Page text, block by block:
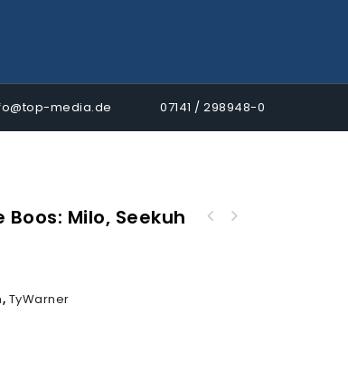
media.de 07141 / 298948-0
Milo, Seekuh
, TyWarner